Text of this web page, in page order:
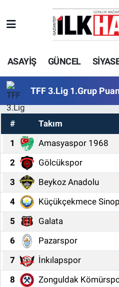
ASAYİŞ GÜNCEL
TFF 3.Lig 1.Grup
# Takım
1
Amasyaspor 1968
2
Gölcükspor
3
Beykoz Anadolu
4
Küçükçekmece
5
Galata
6
Pazarspor
7
İnkılapspor
8
Zonguldak
EKONOMİ
SİYASET
SAĞLIK
SPOR
TEKNOLOJİ
ASAYİŞ
EĞİTİM
KÜLTÜR - SANAT
Beyoğlu Hava Durumu
Beyoğlu Trafik
Süper Lig Puan
Tüm Manşetler
Son Dakika Haberleri
Haber Arşivi